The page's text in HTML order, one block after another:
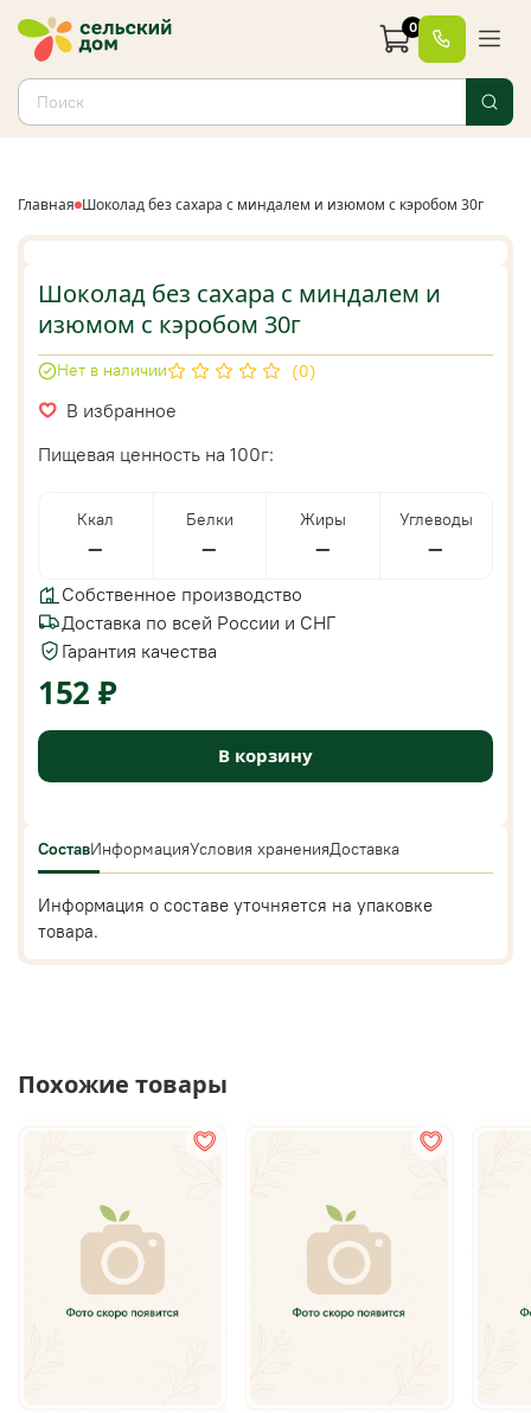
0
Главная Шоколад без сахара с миндалем и изюмом с кэробом 30г
Шоколад без сахара с миндалем и
изюмом с кэробом 30г
(0)
В избранное
Нет в наличии
Пищевая ценность на 100г:
Ккал
—
Белки
—
Жиры
—
Углеводы
—
Собственное производство
Доставка по всей России и СНГ
Гарантия качества
152 ₽
В корзину
СоставИнформацияУсловия храненияДоставка
Информация о составе уточняется на упаковке
товара.
Похожие товары